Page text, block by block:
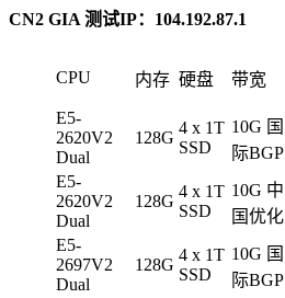
CN2 GIA 测试IP：104.192.87.1
CPU 内存 硬盘 带宽
E5-
2620V2
Dual
128G
4 x 1T
SSD
10G 国
际BGP
E5-
2620V2
Dual
128G
4 x 1T
SSD
10G 中
国优化
E5-
2697V2
Dual
128G
4 x 1T
SSD
10G 国
际BGP